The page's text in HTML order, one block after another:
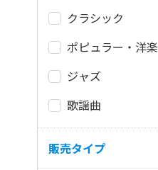
クラシック
ポピュラー・洋楽
ジャズ
歌謡曲
販売タイプ